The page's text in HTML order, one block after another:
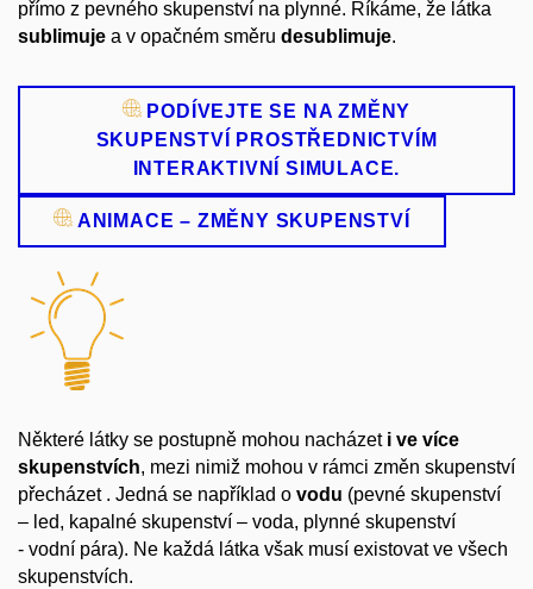
přímo z pevného skupenství na plynné. Říkáme, že látka
sublimuje a v opačném směru desublimuje.
PODÍVEJTE SE NA ZMĚNY
SKUPENSTVÍ PROSTŘEDNICTVÍM
INTERAKTIVNÍ SIMULACE.
ANIMACE – ZMĚNY SKUPENSTVÍ
Některé látky se postupně mohou nacházet i ve více
skupenstvích, mezi nimiž mohou v rámci změn skupenství
přecházet . Jedná se například o vodu (pevné skupenství
– led, kapalné skupenství – voda, plynné skupenství
- vodní pára). Ne každá látka však musí existovat ve všech
skupenstvích.